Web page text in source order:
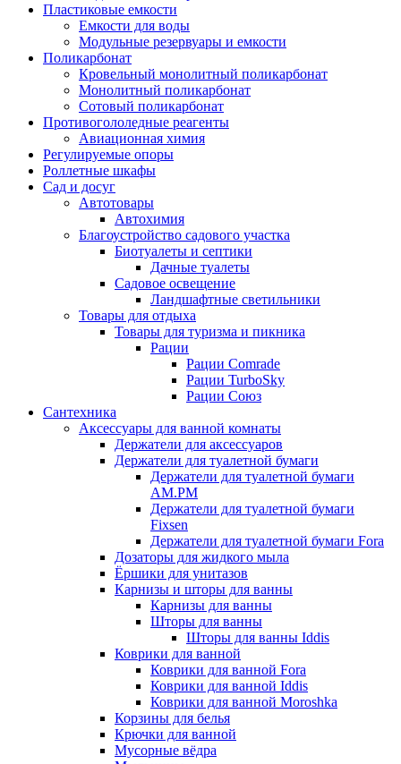
Пластиковые емкости
Емкости для воды
Модульные резервуары и емкости
Поликарбонат
Кровельный монолитный поликарбонат
Монолитный поликарбонат
Сотовый поликарбонат
Противогололедные реагенты
Авиационная химия
Регулируемые опоры
Роллетные шкафы
Сад и досуг
Автотовары
Автохимия
Благоустройство садового участка
Биотуалеты и септики
Дачные туалеты
Садовое освещение
Ландшафтные светильники
Товары для отдыха
Товары для туризма и пикника
Рации
Рации Comrade
Рации TurboSky
Рации Союз
Сантехника
Аксессуары для ванной комнаты
Держатели для аксессуаров
Держатели для туалетной бумаги
Держатели для туалетной бумаги
AM.PM
Держатели для туалетной бумаги
Fixsen
Держатели для туалетной бумаги Fora
Дозаторы для жидкого мыла
Ёршики для унитазов
Карнизы и шторы для ванны
Карнизы для ванны
Шторы для ванны
Шторы для ванны Iddis
Коврики для ванной
Коврики для ванной Fora
Коврики для ванной Iddis
Коврики для ванной Moroshka
Корзины для белья
Крючки для ванной
Мусорные вёдра